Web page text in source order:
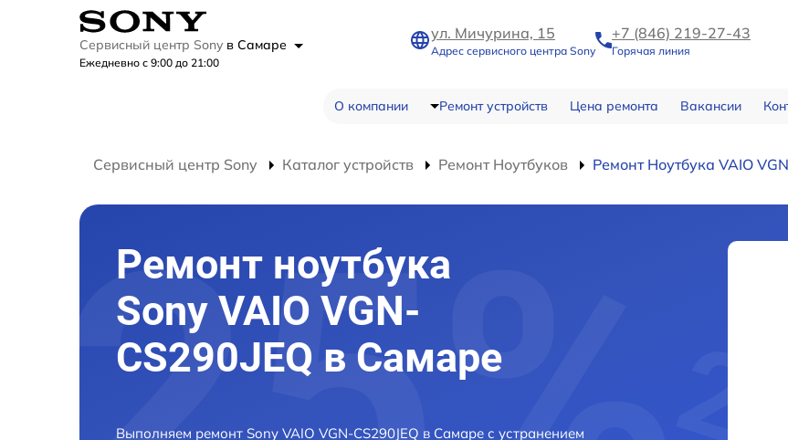
Сервисный центр Sony в Самаре
Ежедневно с 9:00 до 21:00
ул. Мичурина, 15
Адрес сервисного центра Sony
+7 (846) 219-27-43
Горячая линия
О компании Ремонт устройств Цена ремонта Вакансии
Сервисный центр Sony Каталог устройств Ремонт Ноутбуков Ремонт Ноутбука VAIO
Ремонт ноутбука
Sony VAIO VGN-
CS290JEQ в Самаре
Выполняем ремонт Sony VAIO VGN-CS290JEQ в Самаре с устранением